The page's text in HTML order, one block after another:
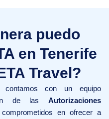
puedo
en Tenerife
Travel?
contamos con un equipo
de las Autorizaciones
en ofrecer a